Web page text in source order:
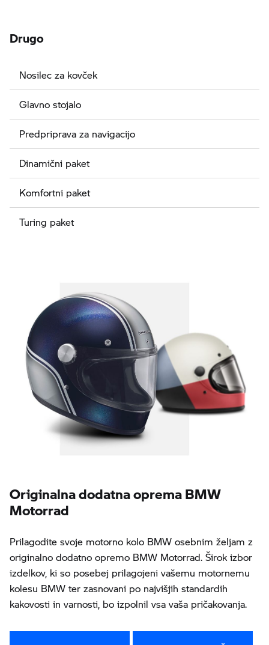
Drugo
Nosilec za kovček
Glavno stojalo
Predpriprava za navigacijo
Dinamični paket
Komfortni paket
Turing paket
Originalna dodatna oprema BMW
Motorrad
Prilagodite svoje motorno kolo BMW osebnim željam z
originalno dodatno opremo BMW Motorrad. Širok izbor
izdelkov, ki so posebej prilagojeni vašemu motornemu
kolesu BMW ter zasnovani po najvišjih standardih
kakovosti in varnosti, bo izpolnil vsa vaša pričakovanja.